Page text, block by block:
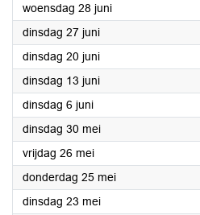
woensdag 28 juni2023
dinsdag 27 juni2023
dinsdag 20 juni2023
dinsdag 13 juni2023
dinsdag 6 juni2023
dinsdag 30 mei2023
vrijdag 26 mei2023
donderdag 25 mei2023
dinsdag 23 mei2023